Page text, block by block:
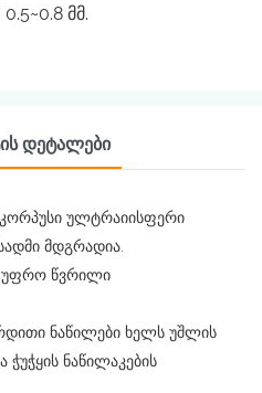
მმ.
Დეტალები
ულტრაიისფერი
მდგრადია.
უფრო წვრილი
ნაწილები ხელს უშლის
ნაწილაკების